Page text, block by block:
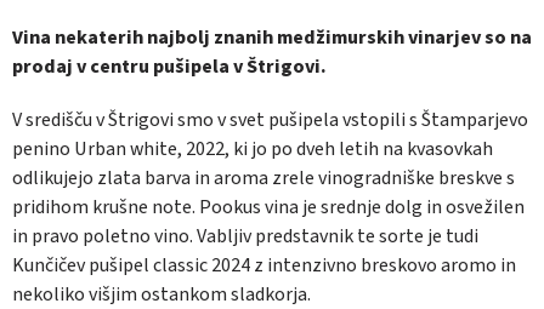
Vina nekaterih najbolj znanih medžimurskih vinarjev so na
prodaj v centru pušipela v Štrigovi.
V središču v Štrigovi smo v svet pušipela vstopili s Štamparjevo
penino Urban white, 2022, ki jo po dveh letih na kvasovkah
odlikujejo zlata barva in aroma zrele vinogradniške breskve s
pridihom krušne note. Pookus vina je srednje dolg in osvežilen
in pravo poletno vino. Vabljiv predstavnik te sorte je tudi
Kunčičev pušipel classic 2024 z intenzivno breskovo aromo in
nekoliko višjim ostankom sladkorja.